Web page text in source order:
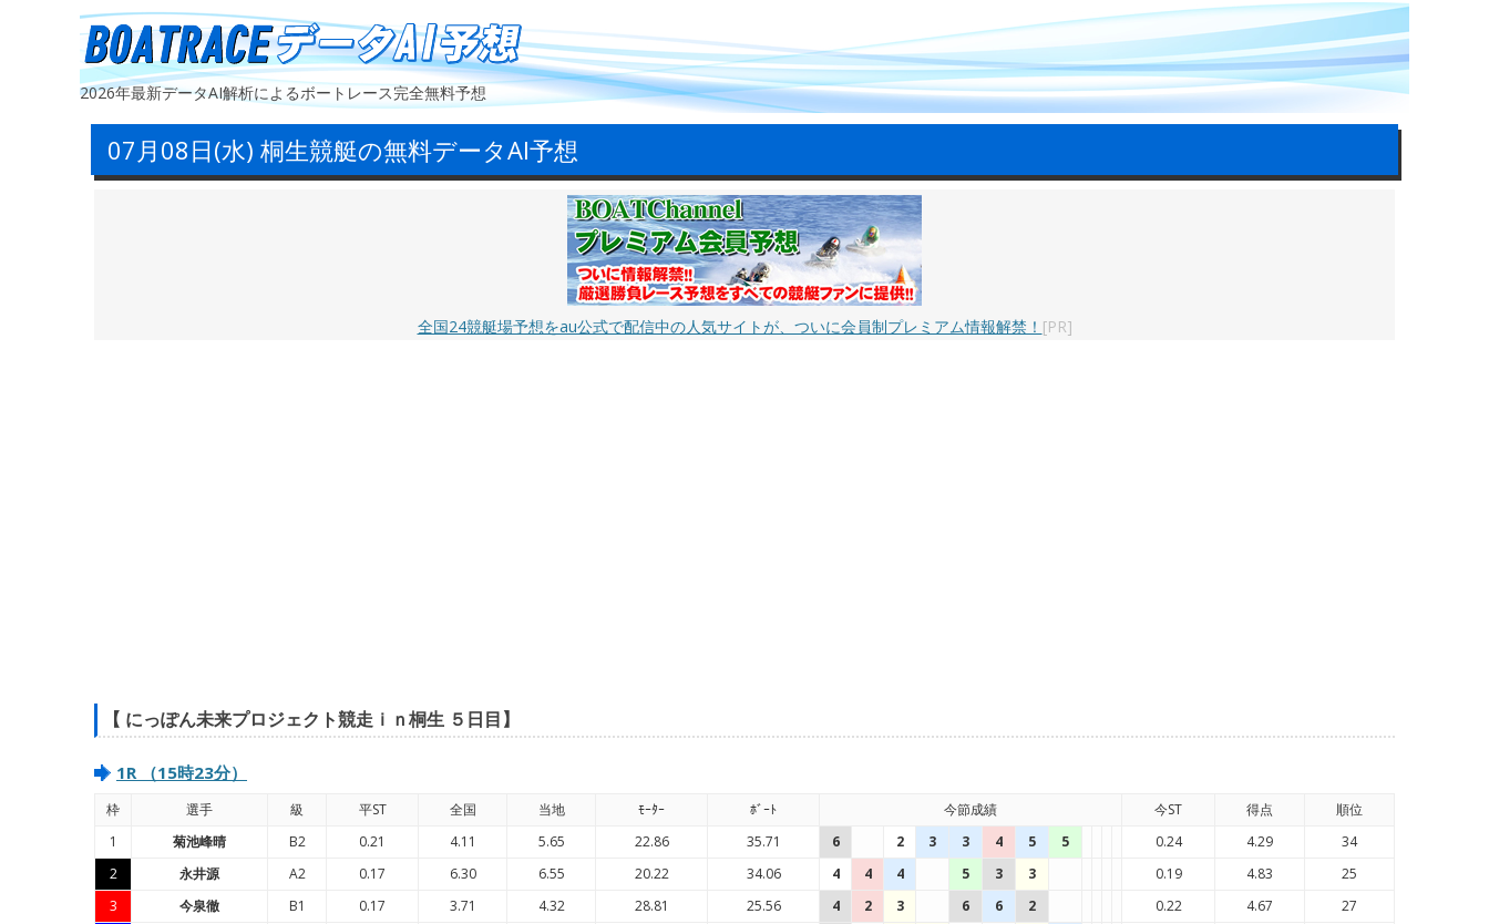
2026年最新データAI解析によるボートレース完全無料予想
07月08日(水) 桐生競艇の無料データAI予想
全国24競艇場予想をau公式で配信中の人気サイトが、ついに会員制プレミアム情報解禁！ [PR]
【 にっぽん未来プロジェクト競走ｉｎ桐生 ５日目】
1R （15時23分）
枠 選手 級 平ST 全国 当地 ﾓｰﾀｰ ﾎﾞｰﾄ 今節成績 今ST 得点
順位
1
菊池峰晴 B2 0.21 4.11 5.65 22.86 35.71 6 2 3 3 4 5 5 0.24 4.29
34
2
永井源 A2 0.17 6.30 6.55 20.22 34.06 4 4 4 5 3 3 0.19 4.83
25
3
今泉徹 B1 0.17 3.71 4.32 28.81 25.56 4 2 3 6 6 2 0.22 4.67
27